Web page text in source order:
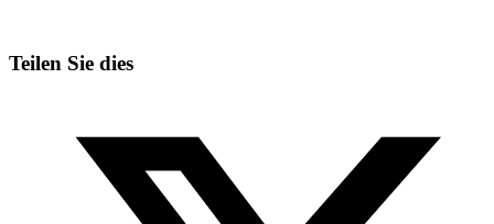
Teilen Sie dies